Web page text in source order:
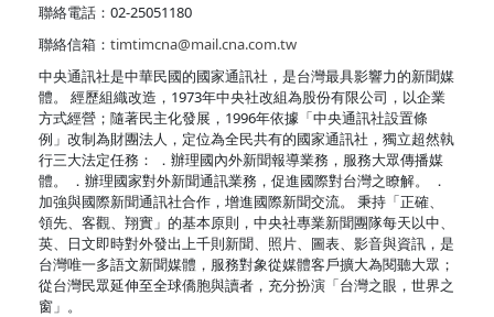
聯絡電話：02-25051180
聯絡信箱： timtimcna@mail.cna.com.tw
中央通訊社是中華民國的國家通訊社，是台灣最具影響力的新聞媒
體。 經歷組織改造，1973年中央社改組為股份有限公司，以企業
方式經營；隨著民主化發展，1996年依據「中央通訊社設置條
例」改制為財團法人，定位為全民共有的國家通訊社，獨立超然執
行三大法定任務： ．辦理國內外新聞報導業務，服務大眾傳播媒
體。 ．辦理國家對外新聞通訊業務，促進國際對台灣之瞭解。 ．
加強與國際新聞通訊社合作，增進國際新聞交流。 秉持「正確、
領先、客觀、翔實」的基本原則，中央社專業新聞團隊每天以中、
英、日文即時對外發出上千則新聞、照片、圖表、影音與資訊，是
台灣唯一多語文新聞媒體，服務對象從媒體客戶擴大為閱聽大眾；
從台灣民眾延伸至全球僑胞與讀者，充分扮演「台灣之眼，世界之
窗」。